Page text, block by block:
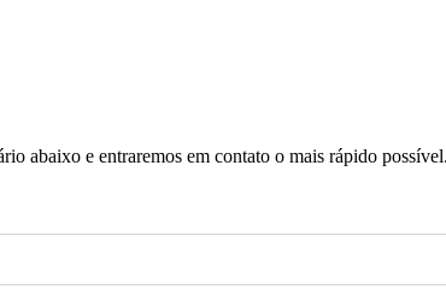
abaixo e entraremos em contato o mais rápido